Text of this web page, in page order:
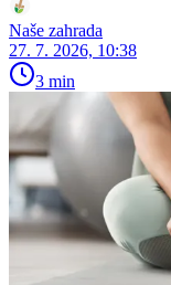
Naše zahrada
27. 7. 2026, 10:38
3 min